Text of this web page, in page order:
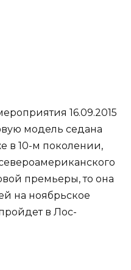
16.09.2015
модель седана
в 10-м поколении,
премьеры, то она
на ноябрьское
в Лос-